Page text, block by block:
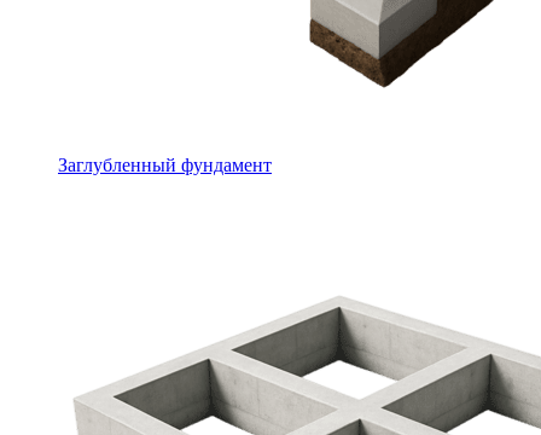
Заглубленный фундамент